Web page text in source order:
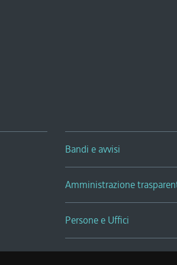
Bandi e avvisi
Amministrazione
Persone e Uffici
Sala Tiziano Tessitori